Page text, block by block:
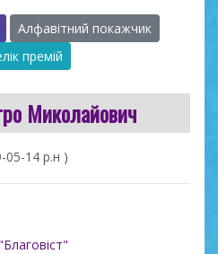
Алфавітний покажчик
премій
Миколайович
05-14 р.н )